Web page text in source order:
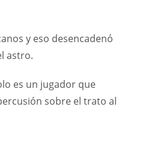
y eso desencadenó
astro.
es un jugador que
sobre el trato al